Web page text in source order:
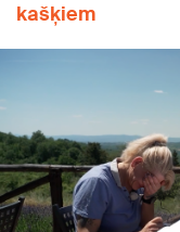
kašķiem